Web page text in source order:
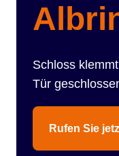
Schloss
Tür
Rufen Sie